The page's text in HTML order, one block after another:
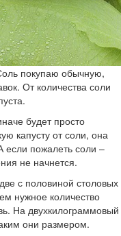
покупаю обычную,
От количества соли
будет просто
капусту от соли, она
если пожалеть соли –
не начнется.
с половиной столовых
нужное количество
На двухкилограммовый
они размером.